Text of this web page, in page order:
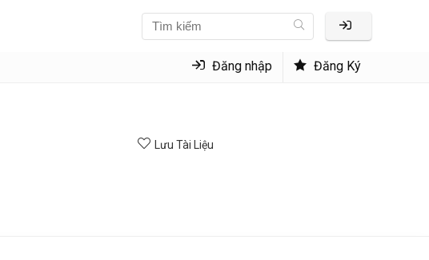
Đăng nhập Đăng Ký
Lưu Tài Liệu